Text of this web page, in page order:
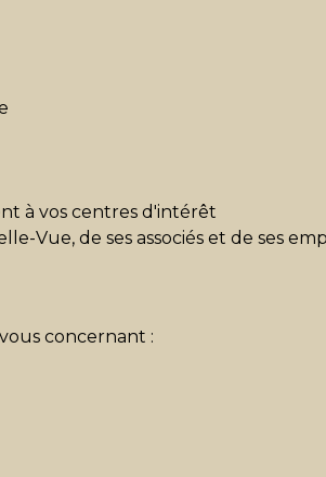
à vos centres d'intérêt
Vue, de ses associés et de ses
concernant :